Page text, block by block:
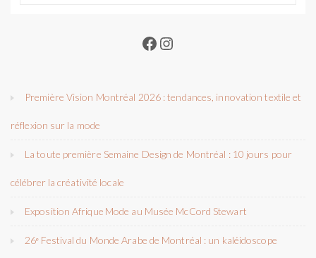
Facebook
Instagram
Première Vision Montréal 2026 : tendances, innovation textile et
réflexion sur la mode
La toute première Semaine Design de Montréal : 10 jours pour
célébrer la créativité locale
Exposition Afrique Mode au Musée McCord Stewart
26ᵉ Festival du Monde Arabe de Montréal : un kaléidoscope